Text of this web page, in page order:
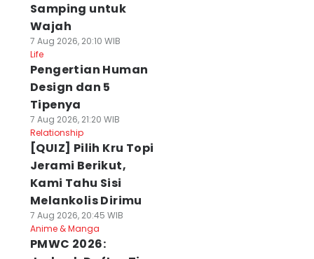
Samping untuk
Wajah
7 Aug 2026, 20:10 WIB
Life
Pengertian Human
Design dan 5
Tipenya
7 Aug 2026, 21:20 WIB
Relationship
[QUIZ] Pilih Kru Topi
Jerami Berikut,
Kami Tahu Sisi
Melankolis Dirimu
7 Aug 2026, 20:45 WIB
Anime & Manga
PMWC 2026: